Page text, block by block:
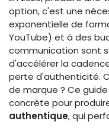
option, c'est une
exponentielle de
YouTube) et à des
communication sont
d'accélérer la
perte d'authenticité.
de marque ? Ce
concrète pour
authentique, qui